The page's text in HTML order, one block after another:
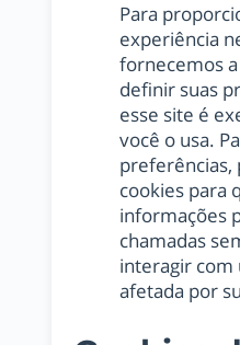
Para
experiência
fornecemos
definir suas
esse site é
você o usa.
preferências,
cookies para
informações
chamadas
interagir com
afetada por